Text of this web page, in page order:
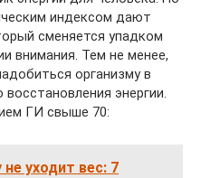
индексом дают
сменяется упадком
внимания. Тем не менее,
организму в
энергии.
ГИ свыше 70:
не уходит вес: 7